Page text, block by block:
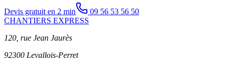
Devis gratuit en 2 min
09 56 53 56 50
CHANTIERS EXPRESS
120, rue Jean Jaurès
92300 Levallois-Perret